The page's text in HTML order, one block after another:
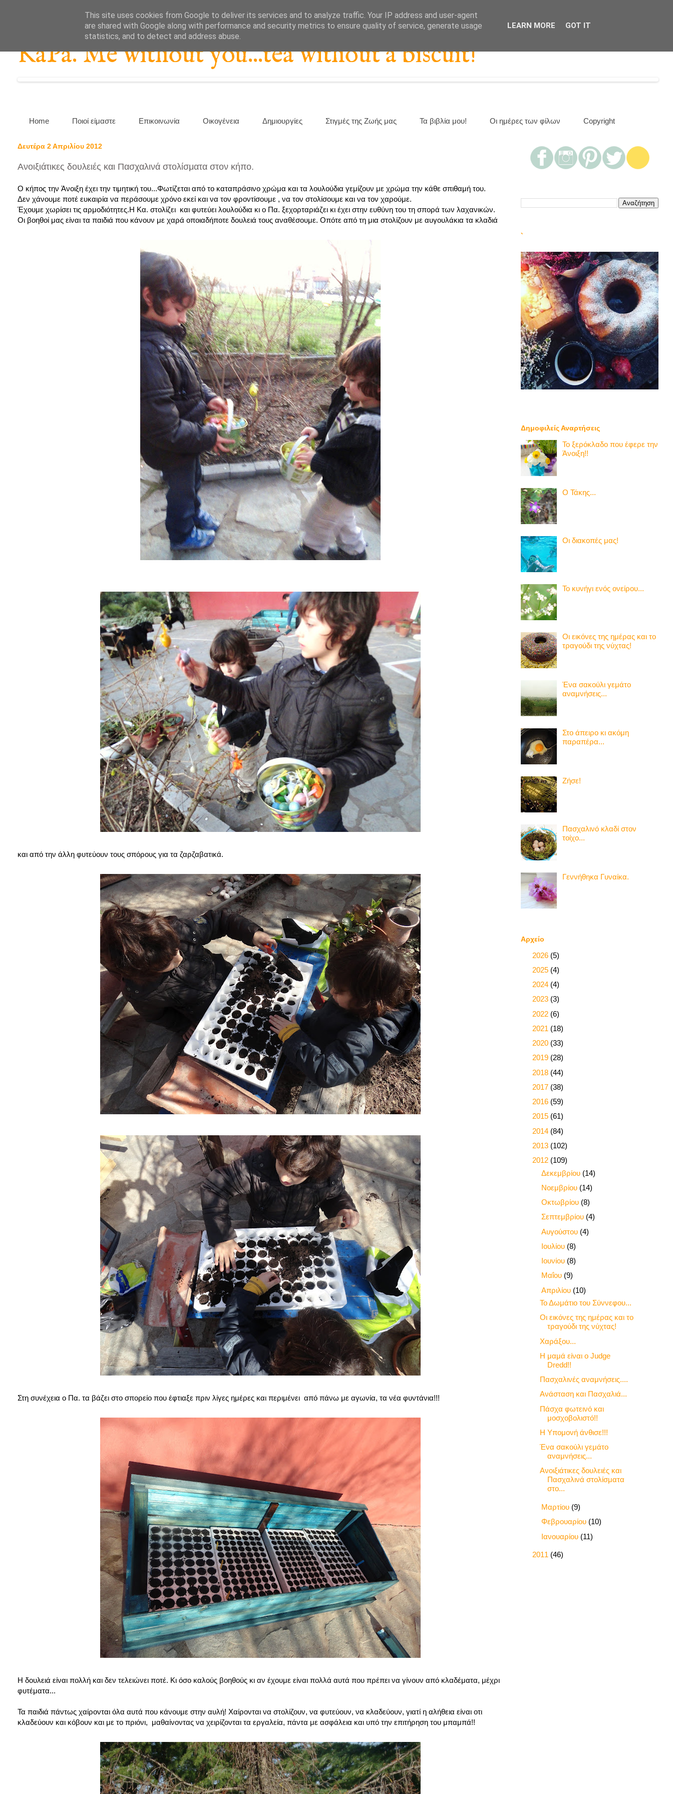
KaPa. Me without you...tea without a biscuit!
Home Ποιοί είμαστε Επικοινωνία Οικογένεια Δημιουργίες Στιγμές της Ζωής μας Τα βιβλία μου! Οι ημέρες των φίλων Copyright
Δευτέρα 2 Απριλίου 2012
Ανοιξιάτικες δουλειές και Πασχαλινά στολίσματα στον κήπο.
Ο κήπος την Άνοιξη έχει την τιμητική του...Φωτίζεται από το καταπράσινο χρώμα και τα λουλούδια γεμίζουν με χρώμα την κάθε σπιθαμή του.
Δεν χάνουμε ποτέ ευκαιρία να περάσουμε χρόνο εκεί και να τον φροντίσουμε , να τον στολίσουμε και να τον χαρούμε.
Έχουμε χωρίσει τις αρμοδιότητες.Η Κα. στολίζει και φυτεύει λουλούδια κι ο Πα. ξεχορταριάζει κι έχει στην ευθύνη του τη σπορά των λαχανικών.
Οι βοηθοί μας είναι τα παιδιά που κάνουν με χαρά οποιαδήποτε δουλειά τους αναθέσουμε. Οπότε από τη μια στολίζουν με αυγουλάκια τα κλαδιά
και από την άλλη φυτεύουν τους σπόρους για τα ζαρζαβατικά.
Στη συνέχεια ο Πα. τα βάζει στο σπορείο που έφτιαξε πριν λίγες ημέρες και περιμένει από πάνω με αγωνία, τα νέα φυντάνια!!!
Η δουλειά είναι πολλή και δεν τελειώνει ποτέ. Κι όσο καλούς βοηθούς κι αν έχουμε είναι πολλά αυτά που πρέπει να γίνουν από κλαδέματα, μέχρι
φυτέματα...
Τα παιδιά πάντως χαίρονται όλα αυτά που κάνουμε στην αυλή! Χαίρονται να στολίζουν, να φυτεύουν, να κλαδεύουν, γιατί η αλήθεια είναι οτι
κλαδεύουν και κόβουν και με το πριόνι, μαθαίνοντας να χειρίζονται τα εργαλεία, πάντα με ασφάλεια και υπό την επιτήρηση του μπαμπά!!
`
Δημοφιλείς Αναρτήσεις
Το ξερόκλαδο που έφερε την
Άνοιξη!!
Ο Τάκης...
Οι διακοπές μας!
Το κυνήγι ενός ονείρου...
Οι εικόνες της ημέρας και το
τραγούδι της νύχτας!
Ένα σακούλι γεμάτο
αναμνήσεις...
Στο άπειρο κι ακόμη
παραπέρα...
Ζήσε!
Πασχαλινό κλαδί στον
τοίχο...
Γεννήθηκα Γυναίκα.
Αρχείο
2026 (5)
2025 (4)
2024 (4)
2023 (3)
2022 (6)
2021 (18)
2020 (33)
2019 (28)
2018 (44)
2017 (38)
2016 (59)
2015 (61)
2014 (84)
2013 (102)
2012 (109)
Δεκεμβρίου (14)
Νοεμβρίου (14)
Οκτωβρίου (8)
Σεπτεμβρίου (4)
Αυγούστου (4)
Ιουλίου (8)
Ιουνίου (8)
Μαΐου (9)
Απριλίου (10)
Το Δωμάτιο του Σύννεφου...
Οι εικόνες της ημέρας και το
τραγούδι της νύχτας!
Χαράξου...
Η μαμά είναι ο Judge
Dredd!!
Πασχαλινές αναμνήσεις....
Ανάσταση και Πασχαλιά...
Πάσχα φωτεινό και
μοσχοβολιστό!!
Η Υπομονή άνθισε!!!
Ένα σακούλι γεμάτο
αναμνήσεις...
Ανοιξιάτικες δουλειές και
Πασχαλινά στολίσματα
στο...
Μαρτίου (9)
Φεβρουαρίου (10)
Ιανουαρίου (11)
2011 (46)
This site uses cookies from Google to deliver its services and to analyze traffic. Your IP address and user-agent
are shared with Google along with performance and security metrics to ensure quality of service, generate usage
statistics, and to detect and address abuse.
LEARN MORE GOT IT